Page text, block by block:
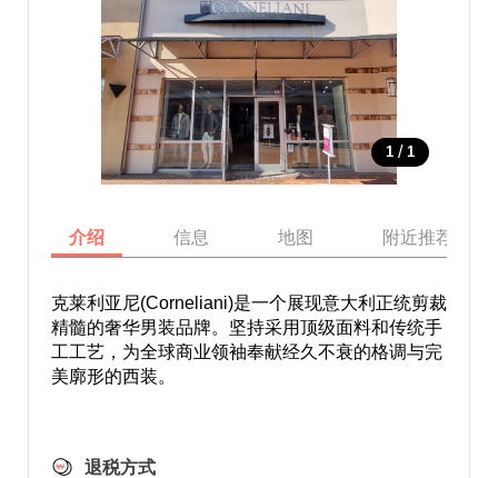
1 / 1
介绍 信息 地图 附近推荐景点
克莱利亚尼(Corneliani)是一个展现意大利正统剪裁
精髓的奢华男装品牌。坚持采用顶级面料和传统手
工工艺，为全球商业领袖奉献经久不衰的格调与完
美廓形的西装。
退税方式